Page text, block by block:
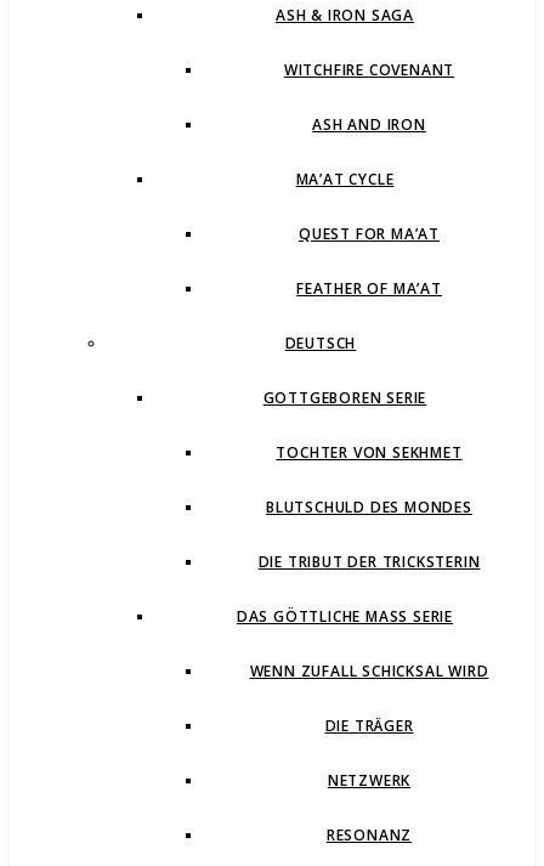
ASH & IRON SAGA
WITCHFIRE COVENANT
ASH AND IRON
MA’AT CYCLE
QUEST FOR MA’AT
FEATHER OF MA’AT
DEUTSCH
GOTTGEBOREN SERIE
TOCHTER VON SEKHMET
BLUTSCHULD DES MONDES
DIE TRIBUT DER TRICKSTERIN
DAS GÖTTLICHE MASS SERIE
WENN ZUFALL SCHICKSAL WIRD
DIE TRÄGER
NETZWERK
RESONANZ